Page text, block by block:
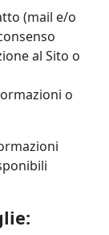
(mail e/o
al Sito o
o